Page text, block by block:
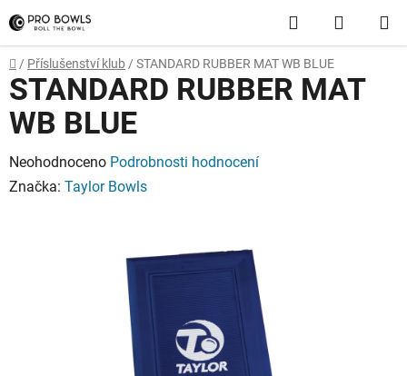
na
obsah
Hledat
KOŠÍK
Domů
/ Příslušenství klub / STANDARD RUBBER MAT WB BLUE
STANDARD RUBBER MAT
WB BLUE
Průměrné
hodnocení
Neohodnoceno Podrobnosti hodnocení
Značka: Taylor Bowls